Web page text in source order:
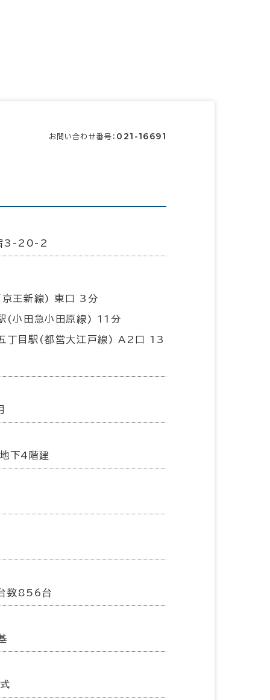
お問い合わせ番号： 021-16691
3-20-2
京王新線) 東口 3分
(小田急小田原線) 11分
丁目駅(都営大江戸線) A2口 13
下4階建
数856台